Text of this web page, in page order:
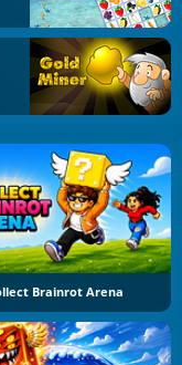
Brainrot Arena